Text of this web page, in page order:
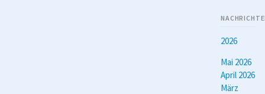
2026
Mai 2026
April 2026
März